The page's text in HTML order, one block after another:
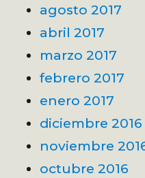
agosto 2017
abril 2017
marzo 2017
febrero 2017
enero 2017
diciembre 2016
noviembre
octubre 2016